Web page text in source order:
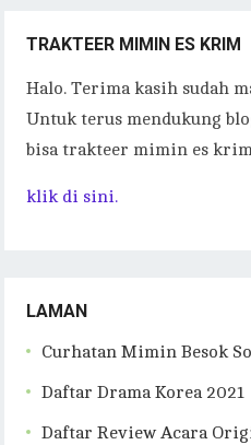
TRAKTEER MIMIN ES KRIM
Halo. Terima kasih sudah
Untuk terus mendukung
bisa trakteer mimin es
klik di sini.
LAMAN
Curhatan Mimin Besok
Daftar Drama Korea 2021
Daftar Review Acara